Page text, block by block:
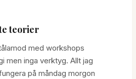
teorier
med workshops
men inga verktyg. Allt jag
på måndag morgon